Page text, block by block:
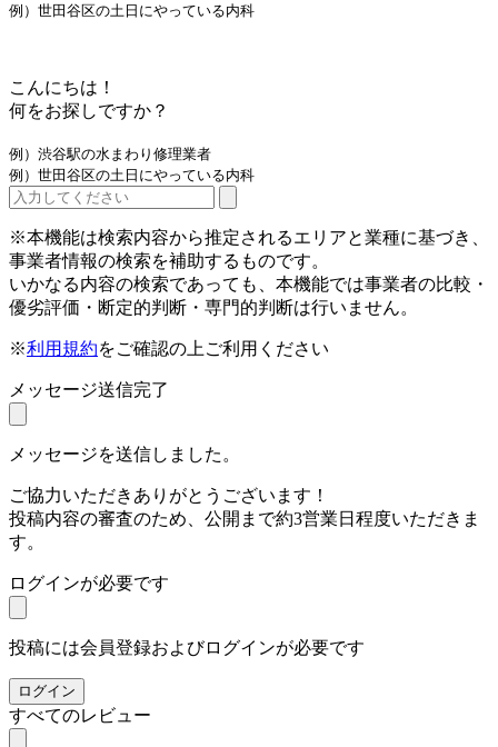
例）世田谷区の土日にやっている内科
こんにちは！
何をお探しですか？
例）渋谷駅の水まわり修理業者
例）世田谷区の土日にやっている内科
※本機能は検索内容から推定されるエリアと業種に基づき、
事業者情報の検索を補助するものです。
いかなる内容の検索であっても、本機能では事業者の比較・
優劣評価・断定的判断・専門的判断は行いません。
※利用規約をご確認の上ご利用ください
メッセージ送信完了
メッセージを送信しました。
ご協力いただきありがとうございます！
投稿内容の審査のため、公開まで約3営業日程度いただきま
す。
ログインが必要です
投稿には会員登録およびログインが必要です
ログイン
すべてのレビュー